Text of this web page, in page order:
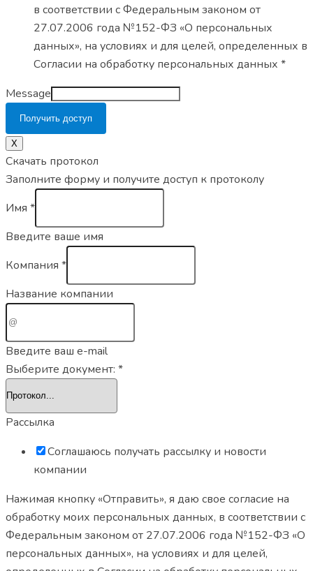
в соответствии с Федеральным законом от
27.07.2006 года №152-ФЗ «О персональных
данных», на условиях и для целей, определенных в
Согласии на обработку персональных данных *
Message
Получить доступ
X
Скачать протокол
Заполните форму и получите доступ к протоколу
Имя *
Введите ваше имя
Компания *
Название компании
Введите ваш e-mail
Выберите документ: *
Рассылка
Соглашаюсь получать рассылку и новости
компании
Нажимая кнопку «Отправить», я даю свое согласие на
обработку моих персональных данных, в соответствии с
Федеральным законом от 27.07.2006 года №152-ФЗ «О
персональных данных», на условиях и для целей,